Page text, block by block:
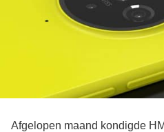
Afgelopen maand kondigde